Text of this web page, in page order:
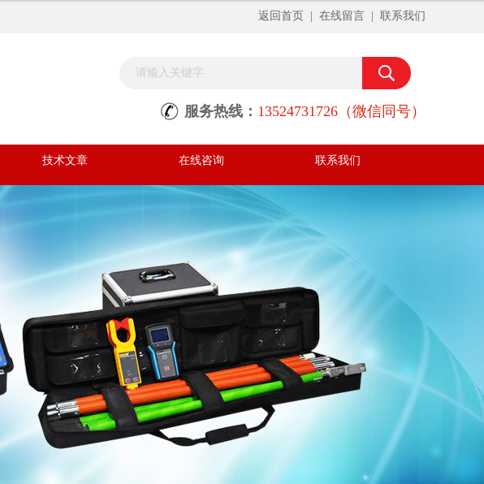
返回首页 在线留言 联系我们
服务热线： 13524731726（微信同号）
技术文章 在线咨询 联系我们